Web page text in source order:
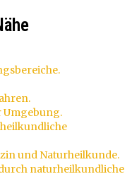
Umgebung.
und Naturheilkunde.
naturheilkundliche